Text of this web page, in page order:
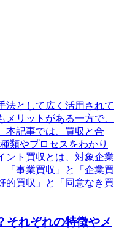
法として広く活用されて
リットがある一方で、
本記事では、買収と合
類やプロセスをわかり
ント買収とは、対象企業
「事業買収」と「企業買
的買収」と「同意なき買
れぞれの特徴やメ